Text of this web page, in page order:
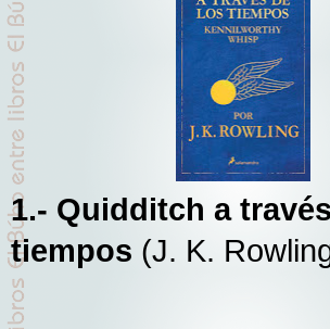
1.- Quidditch a
tiempos (J. K.